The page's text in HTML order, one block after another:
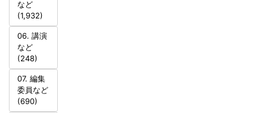
など
(1,932)
06. 講演
など
(248)
07. 編集
委員など
(690)